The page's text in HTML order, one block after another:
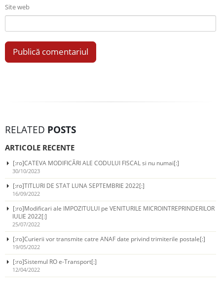
Site web
RELATED POSTS
ARTICOLE RECENTE
[:ro]CATEVA MODIFICĂRI ALE CODULUI FISCAL si nu numai[:]
30/10/2023
[:ro]TITLURI DE STAT LUNA SEPTEMBRIE 2022[:]
16/09/2022
[:ro]Modificari ale IMPOZITULUI pe VENITURILE MICROINTREPRINDERILOR
IULIE 2022[:]
25/07/2022
[:ro]Curierii vor transmite catre ANAF date privind trimiterile postale[:]
19/05/2022
[:ro]Sistemul RO e-Transport[:]
12/04/2022